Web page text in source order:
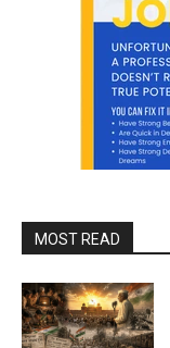
MOST READ